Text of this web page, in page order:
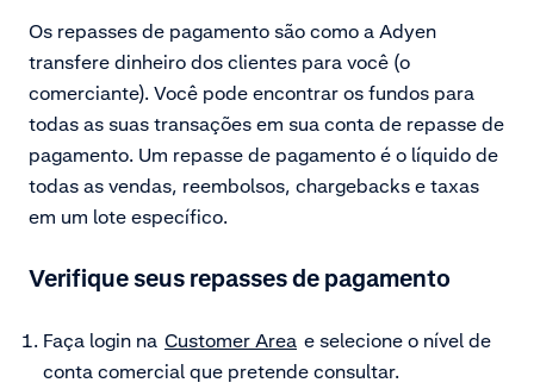
Os repasses de pagamento são como a Adyen
transfere dinheiro dos clientes para você (o
comerciante). Você pode encontrar os fundos para
todas as suas transações em sua conta de repasse de
pagamento. Um repasse de pagamento é o líquido de
todas as vendas, reembolsos, chargebacks e taxas
em um lote específico.
Verifique seus repasses de pagamento
Faça login na Customer Area e selecione o nível de
conta comercial que pretende consultar.